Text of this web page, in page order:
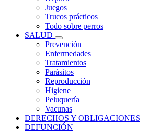
Juegos
Trucos prácticos
Todo sobre perros
SALUD
Prevención
Enfermedades
Tratamientos
Parásitos
Reproducción
Higiene
Peluquería
Vacunas
DERECHOS Y OBLIGACIONES
DEFUNCIÓN